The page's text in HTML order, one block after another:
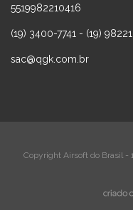
5519982210416
(19) 3400-7741 - (19)
sac@qgk.com.br
Copyright Airsoft do Brasil -